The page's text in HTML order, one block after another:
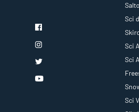
Salto
Sci
Sci
Sci
Sci